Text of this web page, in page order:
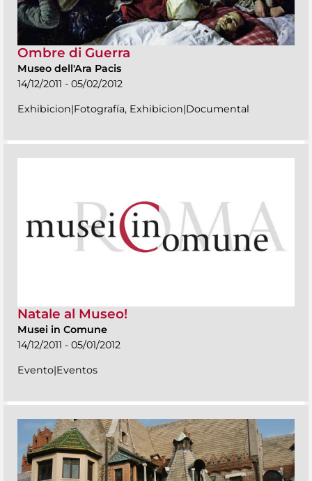
Ombre di Guerra
Museo dell'Ara Pacis
14/12/2011 - 05/02/2012
Exhibicion|Fotografía, Exhibicion|Documental
Natale al Museo!
Musei in Comune
14/12/2011 - 05/01/2012
Evento|Eventos